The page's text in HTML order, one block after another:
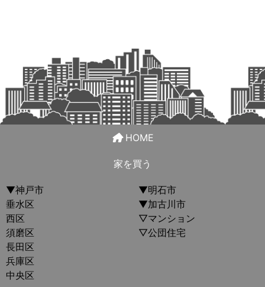
HOME
家を買う
▼神戸市
垂水区
西区
須磨区
長田区
兵庫区
中央区
▼明石市
▼加古川市
▽マンション
▽公団住宅